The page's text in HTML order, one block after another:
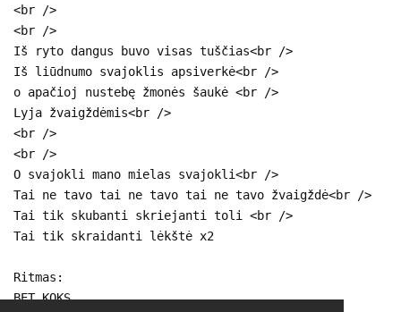
<br />
<br />
Iš ryto dangus buvo visas tuščias<br />
Iš liūdnumo svajoklis apsiverkė<br />
o apačioj nustebę žmonės šaukė <br />
Lyja žvaigždėmis<br />
<br />
<br />
O svajokli mano mielas svajokli<br />
Tai ne tavo tai ne tavo tai ne tavo žvaigždė<br />
Tai tik skubanti skriejanti toli <br />
Tai tik skraidanti lėkštė x2
Ritmas:
BET KOKS